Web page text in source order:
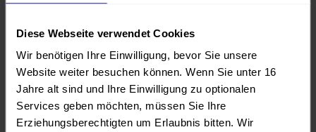
Diese Webseite verwendet Cookies
Wir benötigen Ihre Einwilligung, bevor Sie unsere
Website weiter besuchen können. Wenn Sie unter 16
Jahre alt sind und Ihre Einwilligung zu optionalen
Services geben möchten, müssen Sie Ihre
Erziehungsberechtigten um Erlaubnis bitten. Wir
– Meister eines elektrotechnischen
Handwerks
Fachrichtung Elektrotechnik
– Facharbeiter mit entsprechender
Berufserfahrung
– Elektrofachkräfte GMA